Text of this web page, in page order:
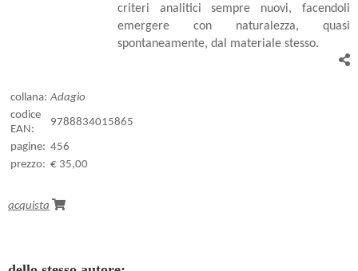
criteri analitici sempre nuovi, facendoli
emergere con naturalezza, quasi
spontaneamente, dal materiale stesso.
collana: Adagio
codice
EAN:
9788834015865
pagine: 456
prezzo: € 35,00
acquista